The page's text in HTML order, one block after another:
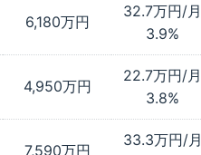
6,180万円
32.7万円/月
3.9%
4,950万円
22.7万円/月
3.8%
7,590万円
33.3万円/月